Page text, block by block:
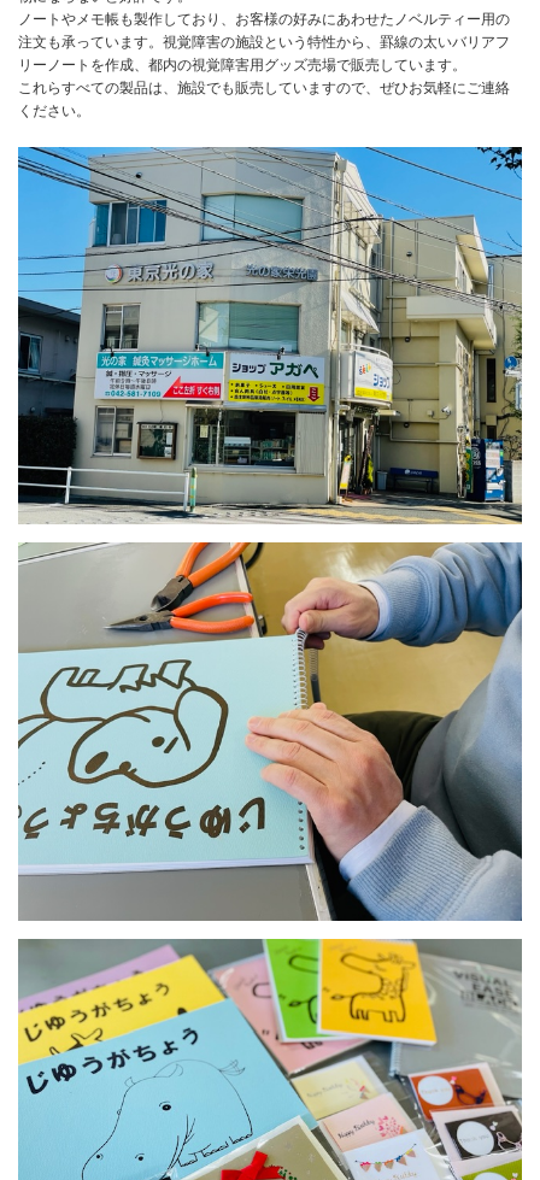
ノートやメモ帳も製作しており、お客様の好みにあわせたノベルティー用の
注文も承っています。視覚障害の施設という特性から、罫線の太いバリアフ
リーノートを作成、都内の視覚障害用グッズ売場で販売しています。
これらすべての製品は、施設でも販売していますので、ぜひお気軽にご連絡
ください。